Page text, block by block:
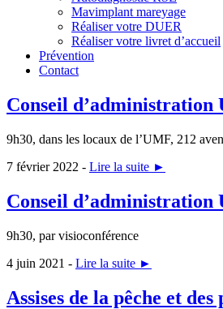
Mavimplant mareyage
Réaliser votre DUER
Réaliser votre livret d’accueil
Prévention
Contact
Conseil d’administration
9h30, dans les locaux de l’UMF, 212
7 février 2022 - Lire la suite ►
Conseil d’administration
9h30, par visioconférence
4 juin 2021 - Lire la suite ►
Assises de la pêche et